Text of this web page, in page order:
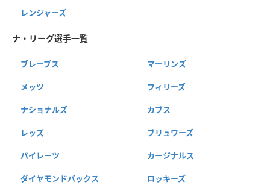
レンジャーズ
ナ・リーグ選手一覧
ブレーブス マーリンズ
メッツ フィリーズ
ナショナルズ カブス
レッズ ブリュワーズ
パイレーツ カージナルス
ダイヤモンドバックス ロッキーズ